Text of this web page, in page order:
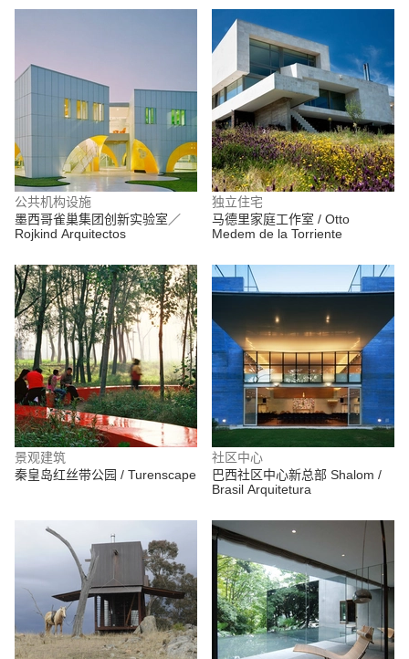
公共机构设施
墨西哥雀巢集团创新实验室／
Rojkind Arquitectos
独立住宅
马德里家庭工作室 / Otto
Medem de la Torriente
景观建筑
秦皇岛红丝带公园 / Turenscape
社区中心
巴西社区中心新总部 Shalom /
Brasil Arquitetura